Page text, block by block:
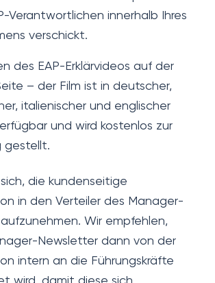
Verantwortlichen innerhalb Ihres
verschickt.
des EAP-Erklärvideos auf der
– der Film ist in deutscher,
italienischer und englischer
und wird kostenlos zur
gestellt.
die kundenseitige
in den Verteiler des Manager-
Wir empfehlen,
Newsletter dann von der
intern an die Führungskräfte
wird, damit diese sich